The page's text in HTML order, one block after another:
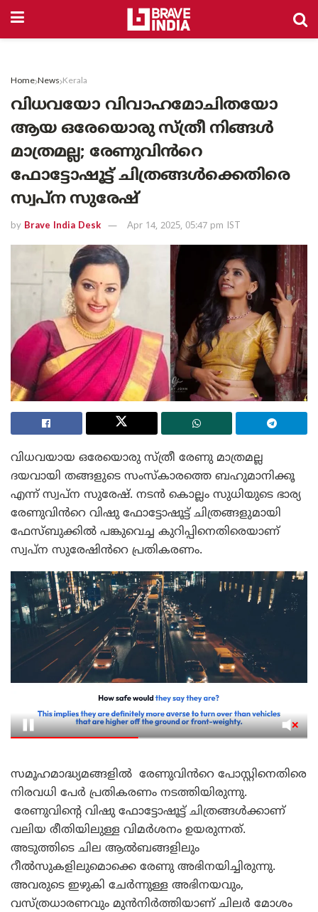
Home News Kerala
വിധവയോ വിവാഹമോചിതയോ
ആയ ഒരേയൊരു സ്ത്രീ നിങ്ങൾ
മാത്രമല്ല; രേണുവിൻറെ
ഫോട്ടോഷൂട്ട് ചിത്രങ്ങൾക്കെതിരെ
സ്വപ്ന സുരേഷ്
by Brave India Desk Apr 14, 2025, 05:47 pm IST
വിധവയായ ഒരേയൊരു സ്ത്രീ രേണു മാത്രമല്ല
ദയവായി തങ്ങളുടെ സംസ്കാരത്തെ ബഹുമാനിക്കൂ
എന്ന് സ്വപ്ന സുരേഷ്. നടൻ കൊല്ലം സുധിയുടെ ഭാര്യ
രേണുവിൻറെ വിഷു ഫോട്ടോഷൂട്ട് ചിത്രങ്ങളുമായി
ഫേസ്ബുക്കിൽ പങ്കുവെച്ച കുറിപ്പിനെതിരെയാണ്
സ്വപ്ന സുരേഷിൻറെ പ്രതികരണം.
സമൂഹമാദ്ധ്യമങ്ങളിൽ രേണുവിൻറെ പോസ്റ്റിനെതിരെ
നിരവധി പേർ പ്രതികരണം നടത്തിയിരുന്നു.
രേണുവിന്റെ വിഷു ഫോട്ടോഷൂട്ട് ചിത്രങ്ങൾക്കാണ്
വലിയ രീതിയിലുള്ള വിമർശനം ഉയരുന്നത്.
അടുത്തിടെ ചില ആല്‍ബങ്ങളിലും
റീല്‍സുകളിലുമൊക്കെ രേണു അഭിനയിച്ചിരുന്നു.
അവരുടെ ഇഴുകി ചേര്‍ന്നുള്ള അഭിനയവും,
വസ്ത്രധാരണവും മുന്‍നിര്‍ത്തിയാണ് ചിലര്‍ മോശം